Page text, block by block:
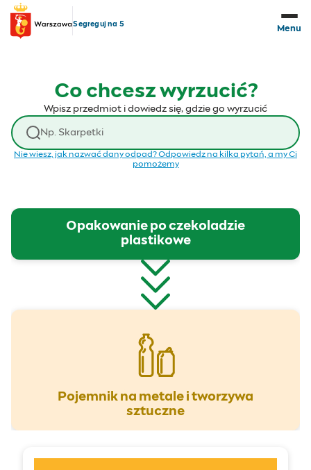
Przejdź do treści
Segreguj na 5
Menu
Co chcesz wyrzucić?
Wpisz przedmiot i dowiedz się, gdzie go wyrzucić
Wyszukaj odpad
Nie wiesz, jak nazwać dany odpad? Odpowiedz na kilka pytań, a my Ci
pomożemy
Opakowanie po czekoladzie
plastikowe
Pojemnik na metale i tworzywa
sztuczne